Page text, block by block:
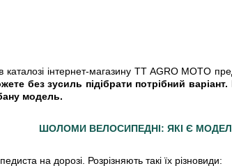
інтернет-магазину TT AGRO MOTO
без зусиль підібрати потрібний
модель.
ШОЛОМИ ВЕЛОСИПЕДНІ: ЯКІ Є
на дорозі. Розрізняють такі їх різновиди: